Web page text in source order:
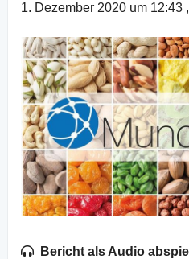
1. Dezember 2020 um 12:43 ,
Bericht als Audio